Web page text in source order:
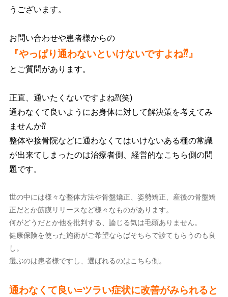
うございます。
お問い合わせや患者様からの
『やっぱり通わないといけないですよね⁇』
とご質問があります。
正直、通いたくないですよね⁇(笑)
通わなくて良いようにお身体に対して解決策を考えてみ
ませんか⁇
整体や接骨院などに通わなくてはいけないある種の常識
が出来てしまったのは治療者側、経営的なこちら側の問
題です。
世の中には様々な整体方法や骨盤矯正、姿勢矯正、産後の骨盤矯
正だとか筋膜リリースなど様々なものがあります。
何がどうだとか他を批判する、論じる気は毛頭ありません。
健康保険を使った施術がご希望ならばそちらで診てもらうのも良
し。
選ぶのは患者様ですし、選ばれるのはこちら側。
通わなくて良い=ツラい症状に改善がみられると